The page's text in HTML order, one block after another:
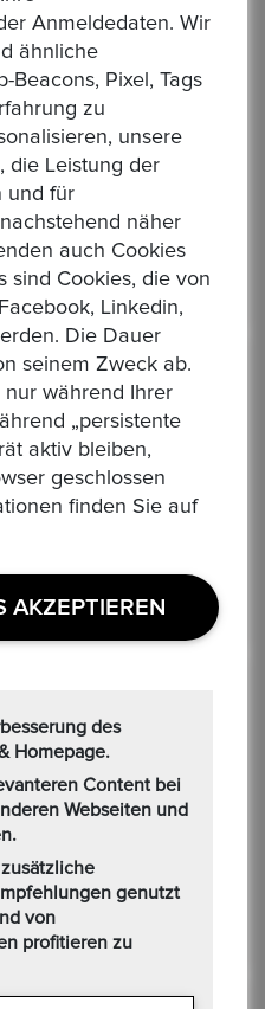
1992, 2 OZ
verpackt, gerne wie
"Känguru".
"König der Löwen".
Anmeldedaten. Wir
ähnliche
Beacons, Pixel, Tags
zu
unsere
die Leistung der
und für
näher
auch Cookies
sind Cookies, die von
Linkedin,
Die Dauer
seinem Zweck ab.
nur während Ihrer
„persistente
aktiv bleiben,
geschlossen
finden Sie auf
AKZEPTIEREN
des
Homepage.
Content bei
Webseiten und
genutzt
von
profitieren zu